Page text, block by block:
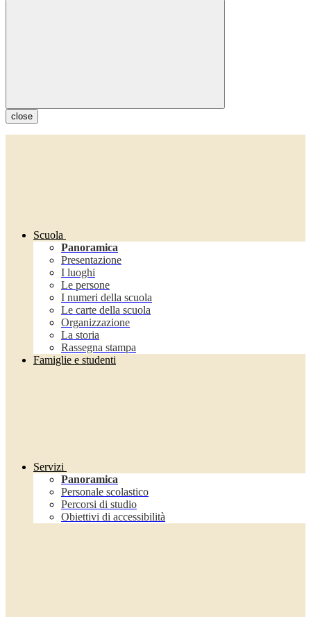
close
Scuola
Panoramica
Presentazione
I luoghi
Le persone
I numeri della scuola
Le carte della scuola
Organizzazione
La storia
Rassegna stampa
Famiglie e studenti
Servizi
Panoramica
Personale scolastico
Percorsi di studio
Obiettivi di accessibilità